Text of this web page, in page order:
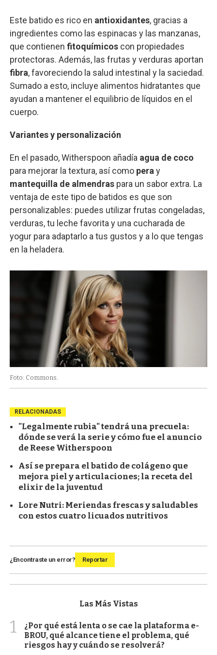
Este batido es rico en antioxidantes, gracias a
ingredientes como las espinacas y las manzanas,
que contienen fitoquímicos con propiedades
protectoras. Además, las frutas y verduras aportan
fibra, favoreciendo la salud intestinal y la saciedad.
Sumado a esto, incluye alimentos hidratantes que
ayudan a mantener el equilibrio de líquidos en el
cuerpo.
Variantes y personalización
En el pasado, Witherspoon añadía agua de coco
para mejorar la textura, así como pera y
mantequilla de almendras para un sabor extra. La
ventaja de este tipo de batidos es que son
personalizables: puedes utilizar frutas congeladas,
verduras, tu leche favorita y una cucharada de
yogur para adaptarlo a tus gustos y a lo que tengas
en la heladera.
Foto: Commons.
RELACIONADAS
"Legalmente rubia" tendrá una precuela:
dónde se verá la serie y cómo fue el anuncio
de Reese Witherspoon
Así se prepara el batido de colágeno que
mejora piel y articulaciones; la receta del
elixir de la juventud
Lore Nutri: Meriendas frescas y saludables
con estos cuatro licuados nutritivos
¿Encontraste un error? Reportar
Las Más Vistas
1
¿Por qué está lenta o se cae la plataforma e-
BROU, qué alcance tiene el problema, qué
riesgos hay y cuándo se resolverá?